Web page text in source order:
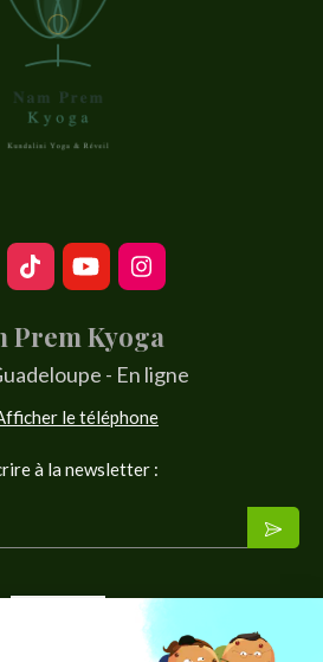
Prem Kyoga
- En ligne
le téléphone
à la newsletter :